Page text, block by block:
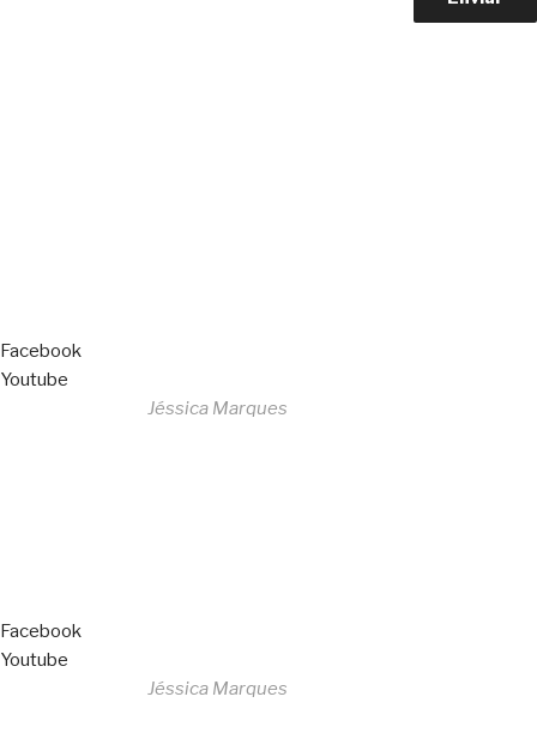
Facebook
Youtube
Jéssica Marques
Facebook
Youtube
Jéssica Marques